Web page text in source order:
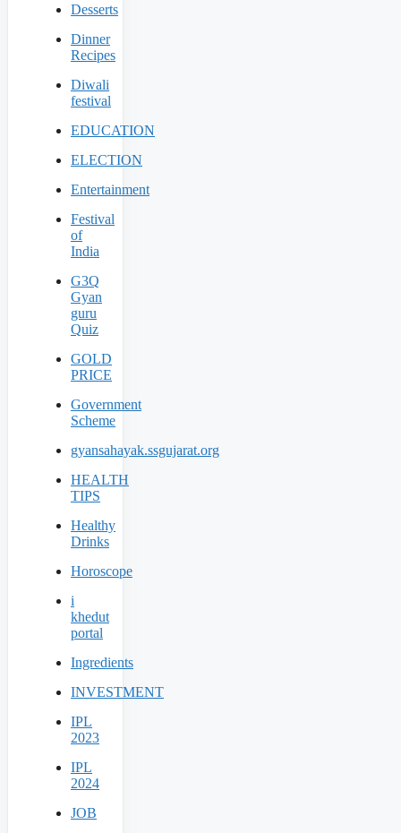
Desserts
Dinner
Recipes
Diwali
festival
EDUCATION
ELECTION
Entertainment
Festival
of
India
G3Q
Gyan
guru
Quiz
GOLD
PRICE
Government
Scheme
gyansahayak.ssgujarat.org
HEALTH
TIPS
Healthy
Drinks
Horoscope
i
khedut
portal
Ingredients
INVESTMENT
IPL
2023
IPL
2024
JOB